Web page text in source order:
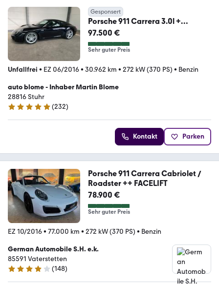
Gesponsert
Porsche 911 Carrera 3.0l +
scheckheft + 1.Hand
97.500 €
Sehr guter Preis
Unfallfrei • EZ 06/2016• 30.962 km • 272 kW (370 PS) • Benzin
auto blome - Inhaber Martin Blome
28816 Stuhr
5 Sterne
(232)
Kontakt Parken
Porsche 911 Carrera Cabriolet /
Roadster ++ FACELIFT
78.900 €
Sehr guter Preis
EZ 10/2016• 77.000 km • 272 kW (370 PS) • Benzin
German Automobile S.H. e.k.
85591 Vaterstetten
4.2 Sterne
(148)